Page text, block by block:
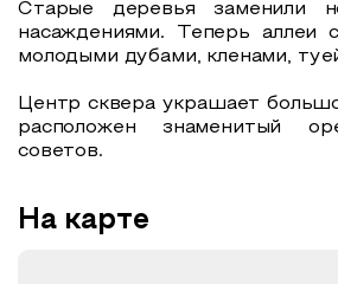
Старые деревья заменили
насаждениями. Теперь аллеи
молодыми дубами, кленами,
Центр сквера украшает
расположен знаменитый
советов.
На карте